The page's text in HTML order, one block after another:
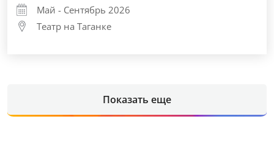
Май - Сентябрь 2026
Театр на Таганке
Показать еще